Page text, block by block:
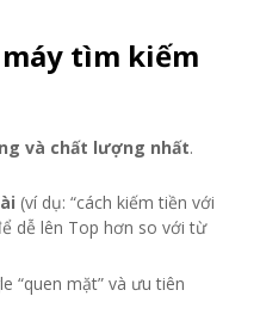
tìm kiếm
và chất lượng nhất.
(ví dụ: “cách kiếm tiền với
dễ lên Top hơn so với từ
“quen mặt” và ưu tiên